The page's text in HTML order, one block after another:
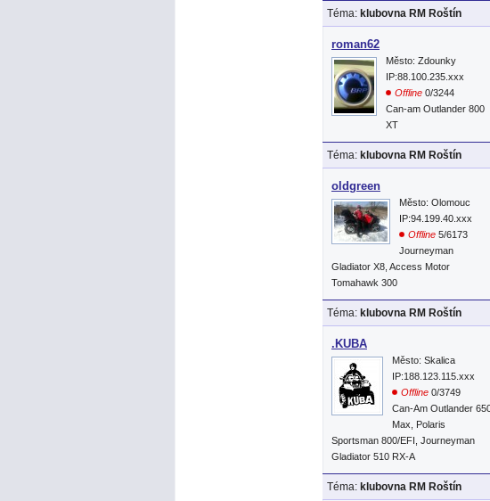
Téma: klubovna RM Roštín
roman62
Město: Zdounky
IP:88.100.235.xxx
Offline 0/3244
Can-am Outlander 800
XT
Téma: klubovna RM Roštín
oldgreen
Město: Olomouc
IP:94.199.40.xxx
Offline 5/6173
Journeyman
Gladiator X8, Access Motor
Tomahawk 300
Téma: klubovna RM Roštín
.KUBA
Město: Skalica
IP:188.123.115.xxx
Offline 0/3749
Can-Am Outlander
Max, Polaris
Sportsman 800/EFI, Journeyman
Gladiator 510 RX-A
Téma: klubovna RM Roštín